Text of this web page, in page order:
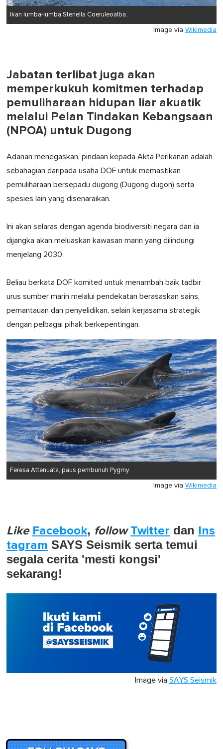
Ikan lumba-lumba Stenella Coeruleoalba.
Image via Wikimedia
Jabatan terlibat juga akan
memperkukuh komitmen terhadap
pemuliharaan hidupan liar akuatik
melalui Pelan Tindakan Kebangsaan
(NPOA) untuk Dugong
Adanan menegaskan, pindaan kepada Akta Perikanan adalah
sebahagian daripada usaha DOF untuk memastikan
pemuliharaan bersepadu dugong (Dugong dugon) serta
spesies lain yang disenaraikan.
Ini akan selaras dengan agenda biodiversiti negara dan ia
dijangka akan meluaskan kawasan marin yang dilindungi
menjelang 2030.
Beliau berkata DOF komited untuk menambah baik tadbir
urus sumber marin melalui pendekatan berasaskan sains,
pemantauan dan penyelidikan, selain kerjasama strategik
dengan pelbagai pihak berkepentingan.
Feresa Attenuata, paus pembunuh Pygmy.
Image via Wikimedia
Like Facebook, follow Twitter dan Ins
tagram SAYS Seismik serta temui
segala cerita 'mesti kongsi'
sekarang!
Image via SAYS Seismik